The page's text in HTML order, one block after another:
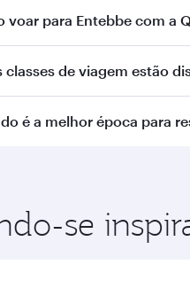
Airways opera voos
voar para Entebbe com a
voar diretamente para
classes de viagem estão
de classes de
é a melhor época para
se